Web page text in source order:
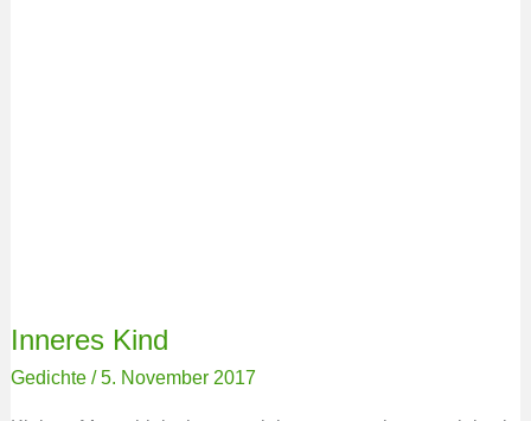
Inneres Kind
Gedichte/5. November 2017